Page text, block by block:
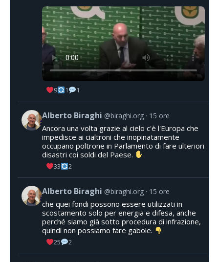
9 1 1
Alberto Biraghi @biraghi.org 15 ore
Ancora una volta grazie al cielo c'è l'Europa che
impedisce ai cialtroni che inopinatamente
occupano poltrone in Parlamento di fare ulteriori
disastri coi soldi del Paese.
33 2
Alberto Biraghi @biraghi.org 15 ore
che quei fondi possono essere utilizzati in
scostamento solo per energia e difesa, anche
perché siamo già sotto procedura di infrazione,
quindi non possiamo fare gabole.
25 2